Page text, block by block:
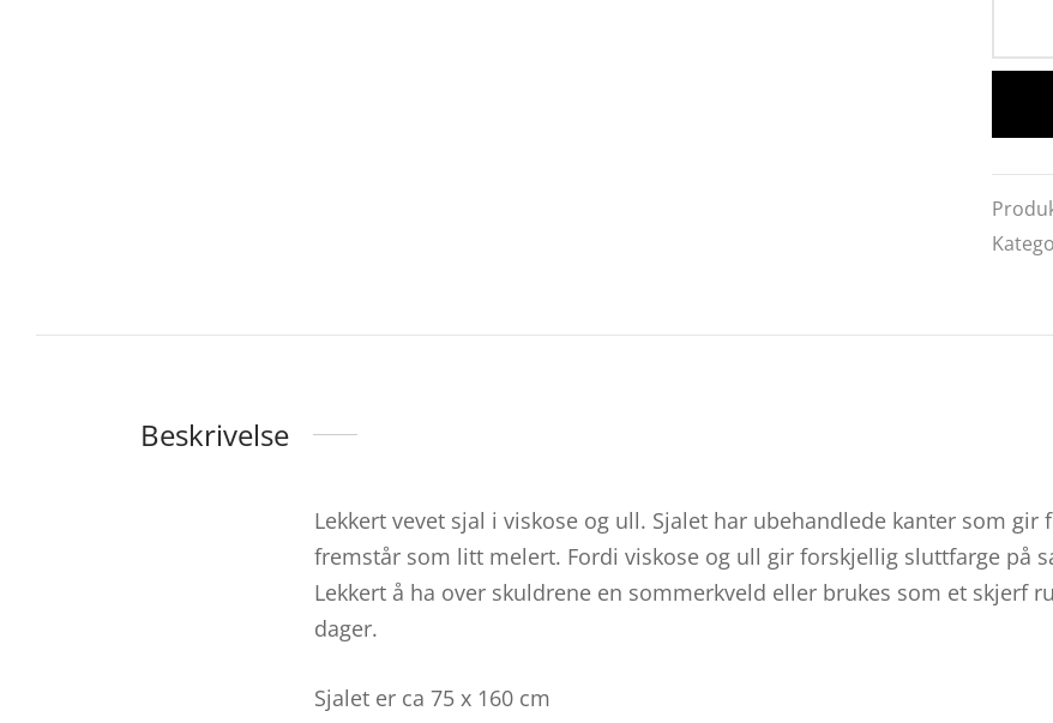
Beskrivelse
Lekkert vevet sjal i viskose og ull. Sjalet har ubehandlede kanter som gir
fremstår som litt melert. Fordi viskose og ull gir forskjellig sluttfarge på
Lekkert å ha over skuldrene en sommerkveld eller brukes som et skjerf
dager.
Sjalet er ca 75 x 160 cm